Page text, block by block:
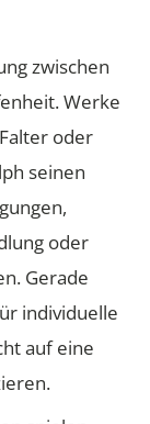
zwischen
Werke
oder
seinen
oder
Gerade
individuelle
auf eine